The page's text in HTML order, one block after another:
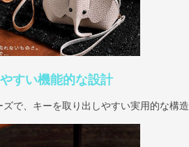
すい機能的な設計
で、キーを取り出しやすい実用的な構造